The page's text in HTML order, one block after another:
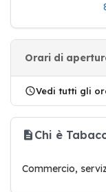
Orari di
Vedi tutti gli
Chi è
Commercio,